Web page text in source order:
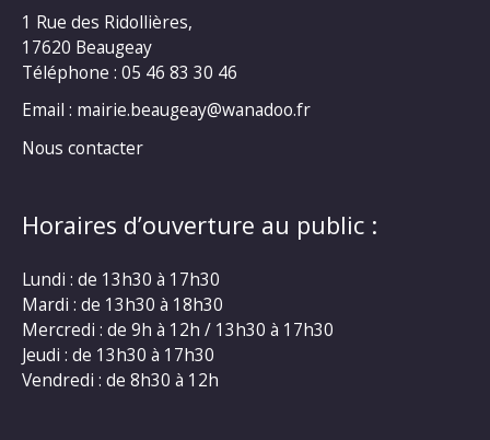
1 Rue des Ridollières,
17620 Beaugeay
Téléphone : 05 46 83 30 46
Email : mairie.beaugeay@wanadoo.fr
Nous contacter
Horaires d’ouverture au public :
Lundi : de 13h30 à 17h30
Mardi : de 13h30 à 18h30
Mercredi : de 9h à 12h / 13h30 à 17h30
Jeudi : de 13h30 à 17h30
Vendredi : de 8h30 à 12h